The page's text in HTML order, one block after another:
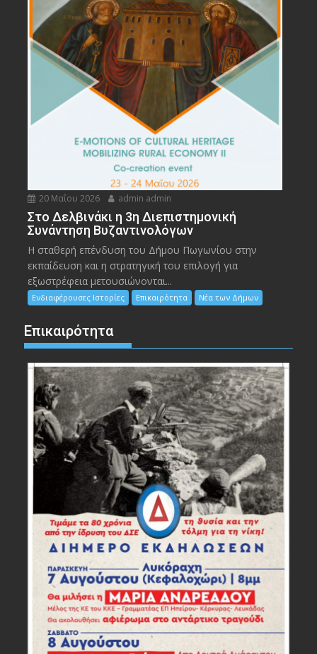
20 Μαΐου 2026 admin admin
Στο Δελβινάκι η 3η Διεπιστημονική
Συνάντηση Βυζαντινολόγων
Η σταθερή επένδυση του Δήμου Πωγωνίου στην
εκπαίδευση και η στρατηγική του επιλογή για
εξωστρέφεια μετουσιώνονται...
Ενδιαφέρουσες Ιστορίες Επικαιρότητα Νέα των Δήμων
Επικαιρότητα